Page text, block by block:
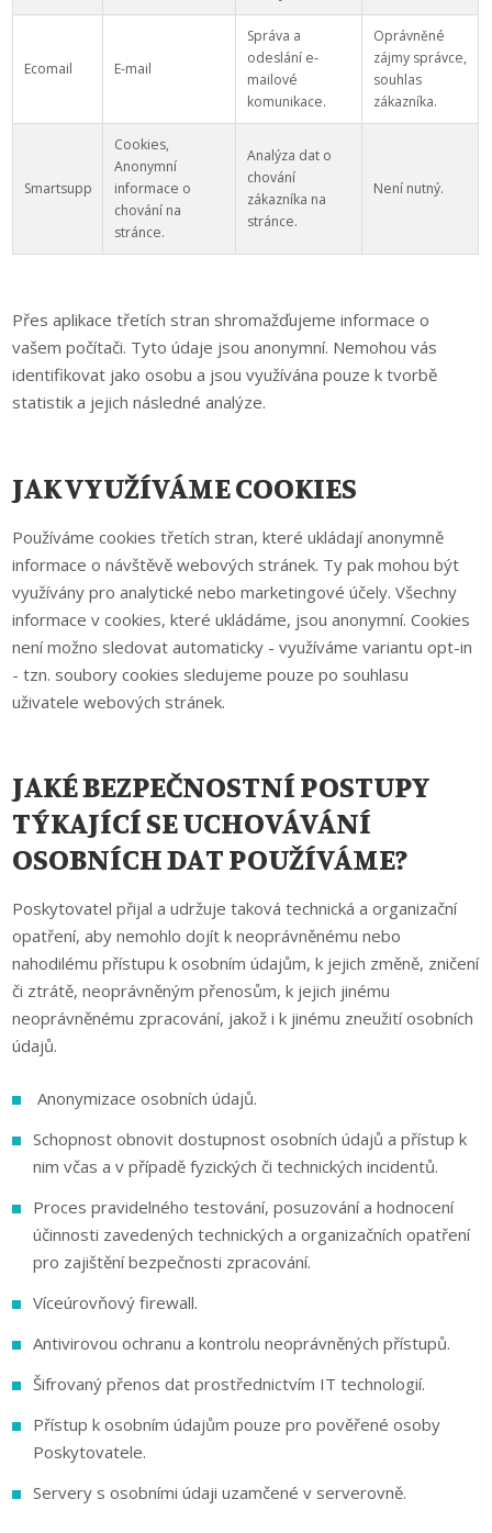
Ecomail E-mail
Správa a
odeslání e-
mailové
komunikace.
Oprávněné
zájmy správce,
souhlas
zákazníka.
Smartsupp
Cookies,
Anonymní
informace o
chování na
stránce.
Analýza dat o
chování
zákazníka na
stránce.
Není nutný.
Přes aplikace třetích stran shromažďujeme informace o
vašem počítači. Tyto údaje jsou anonymní. Nemohou vás
identifikovat jako osobu a jsou využívána pouze k tvorbě
statistik a jejich následné analýze.
JAK VYUŽÍVÁME COOKIES
Používáme cookies třetích stran, které ukládají anonymně
informace o návštěvě webových stránek. Ty pak mohou být
využívány pro analytické nebo marketingové účely. Všechny
informace v cookies, které ukládáme, jsou anonymní. Cookies
není možno sledovat automaticky - využíváme variantu opt-in
- tzn. soubory cookies sledujeme pouze po souhlasu
uživatele webových stránek.
JAKÉ BEZPEČNOSTNÍ POSTUPY
TÝKAJÍCÍ SE UCHOVÁVÁNÍ
OSOBNÍCH DAT POUŽÍVÁME?
Poskytovatel přijal a udržuje taková technická a organizační
opatření, aby nemohlo dojít k neoprávněnému nebo
nahodilému přístupu k osobním údajům, k jejich změně, zničení
či ztrátě, neoprávněným přenosům, k jejich jinému
neoprávněnému zpracování, jakož i k jinému zneužití osobních
údajů.
Anonymizace osobních údajů.
Schopnost obnovit dostupnost osobních údajů a přístup k
nim včas a v případě fyzických či technických incidentů.
Proces pravidelného testování, posuzování a hodnocení
účinnosti zavedených technických a organizačních opatření
pro zajištění bezpečnosti zpracování.
Víceúrovňový firewall.
Antivirovou ochranu a kontrolu neoprávněných přístupů.
Šifrovaný přenos dat prostřednictvím IT technologií.
Přístup k osobním údajům pouze pro pověřené osoby
Poskytovatele.
Servery s osobními údaji uzamčené v serverovně.